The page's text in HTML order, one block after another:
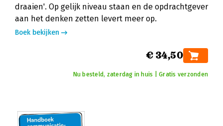
draaien'. Op gelijk niveau staan en de opdrachtgever
aan het denken zetten levert meer op.
Boek bekijken
€ 34,50
Nu besteld, zaterdag in huis | Gratis verzonden